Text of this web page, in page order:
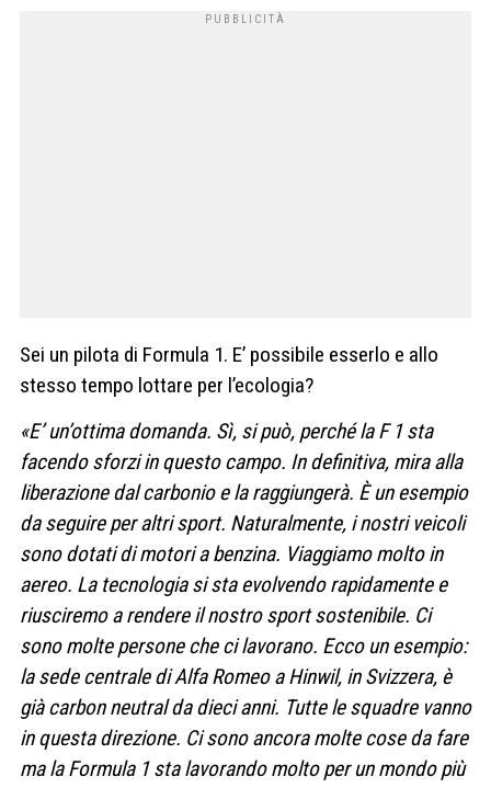
Sei un pilota di Formula 1. E’ possibile esserlo e allo
stesso tempo lottare per l’ecologia?
«E’ un’ottima domanda. Sì, si può, perché la F 1 sta
facendo sforzi in questo campo. In definitiva, mira alla
liberazione dal carbonio e la raggiungerà. È un esempio
da seguire per altri sport. Naturalmente, i nostri veicoli
sono dotati di motori a benzina. Viaggiamo molto in
aereo. La tecnologia si sta evolvendo rapidamente e
riusciremo a rendere il nostro sport sostenibile. Ci
sono molte persone che ci lavorano. Ecco un esempio:
la sede centrale di Alfa Romeo a Hinwil, in Svizzera, è
già carbon neutral da dieci anni. Tutte le squadre vanno
in questa direzione. Ci sono ancora molte cose da fare
ma la Formula 1 sta lavorando molto per un mondo più